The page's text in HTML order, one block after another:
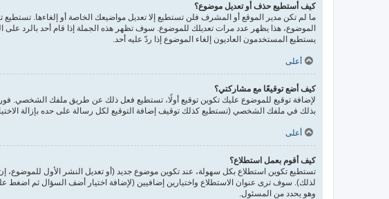
كيف أستطيع حذف أو تعديل موضوع؟
ما لم تكن مدير الموقع أو المشرف فلن تستطيع إلا تعديل مواضيعك الخاصة أو إلغاءها.
الموضوع، هذا يظهر عدد مرات تعديلك للموضوع. سوف تظهر هذه الجملة إذا قام أحد بالرد
يستطيع المستخدمون العاديون إلغاء الموضوع إذا ردّ عليه أحد.
أعلى
كيف أضع توقيعًا مع مشاركتي؟
لإضافة توقيع للموضوع عليك تكوين توقيع أولًا، تستطيع فعل ذلك عن طريق ملفك الشخصي.
بذلك في ملفك الشخصي (تستطيع كذلك توقيف إضافة التوقيع لكل رسالة على حده بإزالة
أعلى
كيف أقوم بعمل استطلاع؟
تستطيع تكوين استطلاع بكل سهولة، عند تكوين موضوع جديد (أو تعديل النشر الأول
لذلك). سوف ترى عنوان الاستطلاع واختيارين إضافيين (لإضافة اختيار أضف السؤال ثم اضغط
وهو يحدد من المسئول.